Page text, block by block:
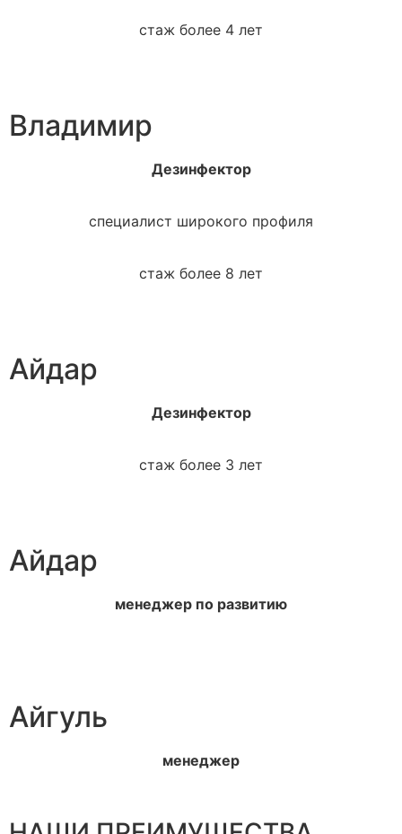
стаж более 4 лет
Владимир
Дезинфектор
специалист широкого профиля
стаж более 8 лет
Айдар
Дезинфектор
стаж более 3 лет
Айдар
менеджер по развитию
Айгуль
менеджер